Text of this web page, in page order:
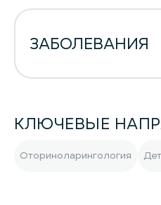
ЗАБОЛЕВАНИЯ
КЛЮЧЕВЫЕ
Оториноларингология